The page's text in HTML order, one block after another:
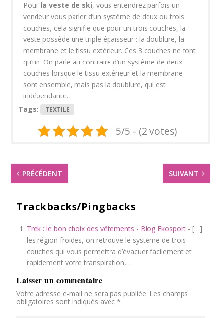
Pour la veste de ski, vous entendrez parfois un
vendeur vous parler d’un système de deux ou trois
couches, cela signifie que pour un trois couches, la
veste possède une triple épaisseur : la doublure, la
membrane et le tissu extérieur. Ces 3 couches ne font
qu’un. On parle au contraire d’un système de deux
couches lorsque le tissu extérieur et la membrane
sont ensemble, mais pas la doublure, qui est
indépendante.
Tags:
TEXTILE
5/5 - (2 votes)
PRÉCÉDENT SUIVANT
Trackbacks/Pingbacks
Trek : le bon choix des vêtements - Blog Ekosport - […]
les région froides, on retrouve le système de trois
couches qui vous permettra d’évacuer facilement et
rapidement votre transpiration,…
Laisser un commentaire
Votre adresse e-mail ne sera pas publiée. Les champs
obligatoires sont indiqués avec*